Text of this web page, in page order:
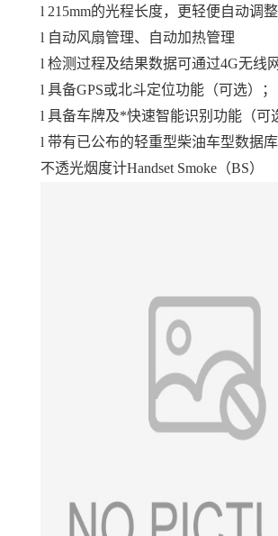
l 215mm的光程长度，更轻便自动调
l 自动风扇管理、自动加热管理
l 检测过程及结果数据可通过4G无线
l 具备GPS或北斗定位功能（可选）；
l 具备车牌及*快速智能识别功能（可
l 带有已公布的轻重型柴油车型
不透光烟度计Handset Smoke（BS）